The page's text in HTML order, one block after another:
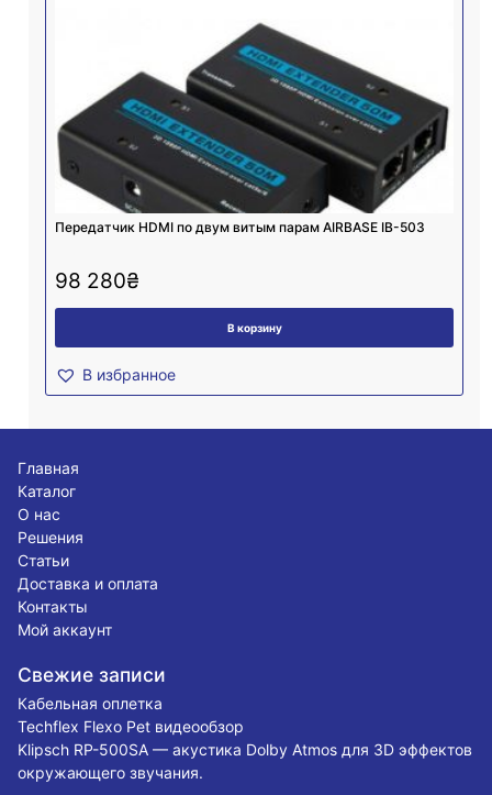
Передатчик HDMI по двум витым парам AIRBASE IB-503
98 280₴
В корзину
В избранное
Главная
Каталог
О нас
Решения
Статьи
Доставка и оплата
Контакты
Мой аккаунт
Свежие записи
Кабельная оплетка
Techflex Flexo Pet видеообзор
Klipsch RP-500SA — акустика Dolby Atmos для 3D эффектов
окружающего звучания.